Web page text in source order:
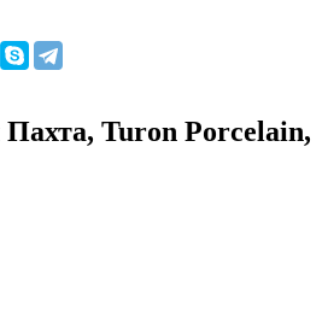
Turon Porcelain,